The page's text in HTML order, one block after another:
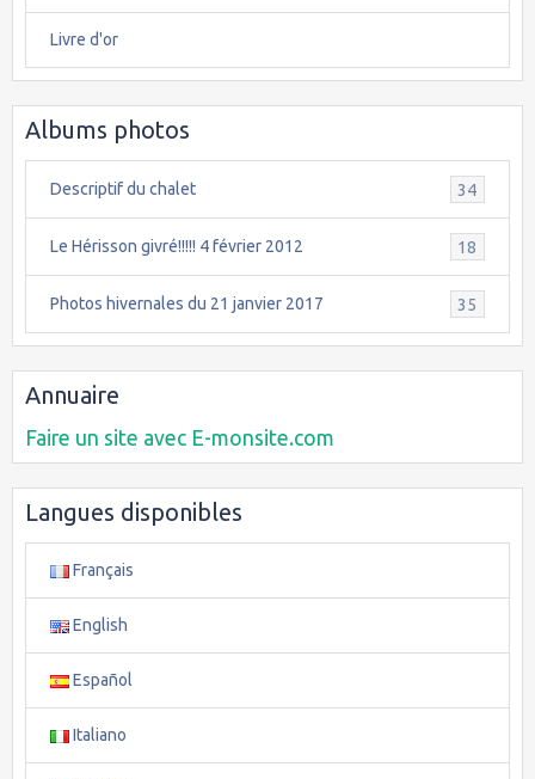
Livre d'or
Albums photos
Descriptif du chalet 34
Le Hérisson givré!!!!! 4 février 2012 18
Photos hivernales du 21 janvier 2017 35
Annuaire
Faire un site avec E-monsite.com
Langues disponibles
Français
English
Español
Italiano